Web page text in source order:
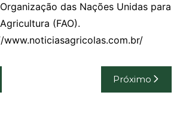
das Nações Unidas para
(FAO).
www.noticiasagricolas.com.br/
Próximo